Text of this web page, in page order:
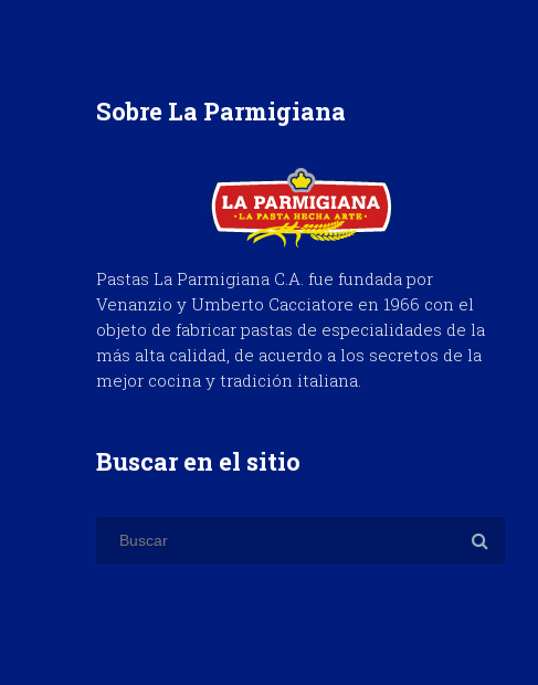
Sobre La Parmigiana
Pastas La Parmigiana C.A. fue fundada por
Venanzio y Umberto Cacciatore en 1966 con el
objeto de fabricar pastas de especialidades de la
más alta calidad, de acuerdo a los secretos de la
mejor cocina y tradición italiana.
Buscar en el sitio